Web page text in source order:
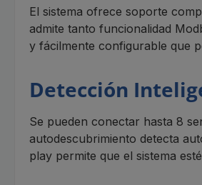
El sistema ofrece soporte
admite tanto funcionalidad
y fácilmente configurable que
Detección
Se pueden conectar hasta 8
autodescubrimiento detecta
play permite que el sistema